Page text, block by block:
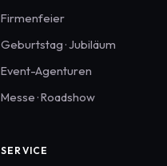
Firmenfeier
Geburtstag · Jubiläum
Event-Agenturen
Messe · Roadshow
SERVICE